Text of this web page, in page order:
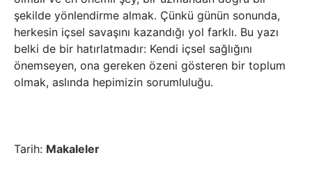
şekilde yönlendirme almak. Çünkü günün sonunda,
herkesin içsel savaşını kazandığı yol farklı. Bu yazı
belki de bir hatırlatmadır: Kendi içsel sağlığını
önemseyen, ona gereken özeni gösteren bir toplum
olmak, aslında hepimizin sorumluluğu.
Tarih: Makaleler